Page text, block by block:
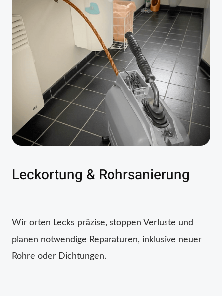
Leckortung & Rohrsanierung
Wir orten Lecks präzise, stoppen Verluste und
planen notwendige Reparaturen, inklusive neuer
Rohre oder Dichtungen.